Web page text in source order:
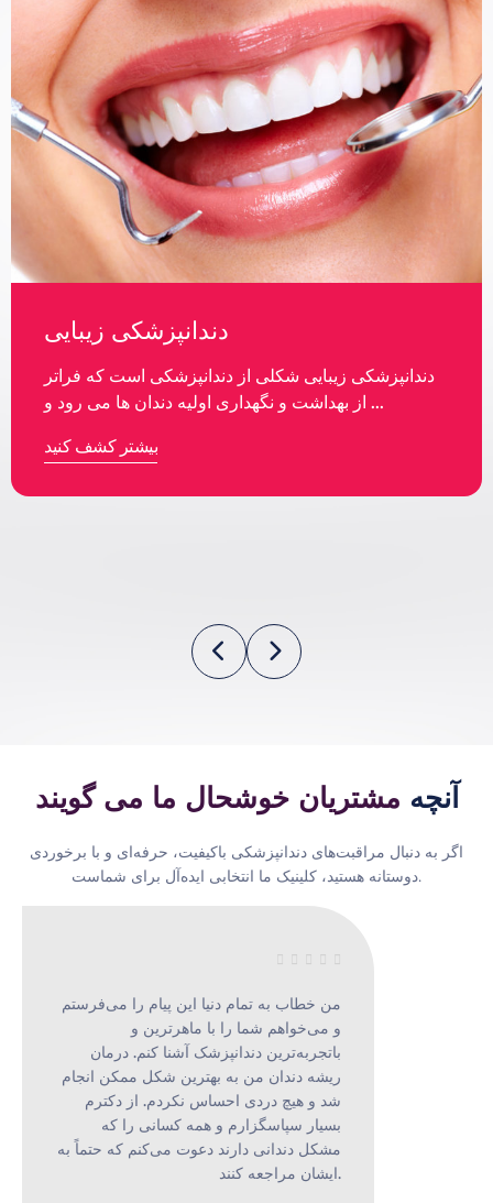
دندانپزشکی زیبایی
دندانپزشکی زیبایی شکلی از دندانپزشکی است که فراتر
از بهداشت و نگهداری اولیه دندان ها می رود و ...
بیشتر کشف کنید
آنچه مشتریان خوشحال ما می گویند
اگر به دنبال مراقبت‌های دندانپزشکی باکیفیت، حرفه‌ای و با برخوردی
دوستانه هستید، کلینیک ما انتخابی ایده‌آل برای شماست.
من خطاب به تمام دنیا این پیام را می‌فرستم
و می‌خواهم شما را با ماهرترین و
باتجربه‌ترین دندانپزشک آشنا کنم. درمان
ریشه دندان من به بهترین شکل ممکن انجام
شد و هیچ دردی احساس نکردم. از دکترم
بسیار سپاسگزارم و همه کسانی را که
مشکل دندانی دارند دعوت می‌کنم که حتماً به
ایشان مراجعه کنند.